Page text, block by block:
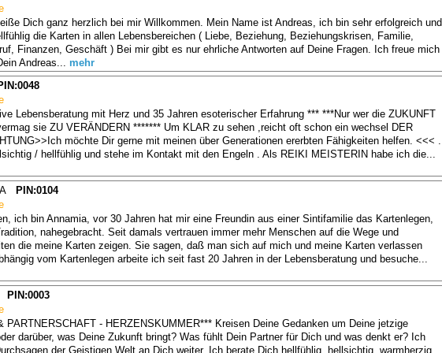
Dich ganz herzlich bei mir Willkommen. Mein Name ist Andreas, ich bin sehr erfolgreich und
die Karten in allen Lebensbereichen ( Liebe, Beziehung, Beziehungskrisen, Familie,
Finanzen, Geschäft ) Bei mir gibt es nur ehrliche Antworten auf Deine Fragen. Ich freue mich
Andreas... mehr
Lebensberatung mit Herz und 35 Jahren esoterischer Erfahrung *** ***Nur wer die ZUKUNFT
sie ZU VERÄNDERN ******* Um KLAR zu sehen ,reicht oft schon ein wechsel DER
möchte Dir gerne mit meinen über Generationen ererbten Fähigkeiten helfen. <<< .
/ hellfühlig und stehe im Kontakt mit den Engeln . Als REIKI MEISTERIN habe ich die...
PIN:0104
ich bin Annamia, vor 30 Jahren hat mir eine Freundin aus einer Sintifamilie das Kartenlegen,
nahegebracht. Seit damals vertrauen immer mehr Menschen auf die Wege und
die meine Karten zeigen. Sie sagen, daß man sich auf mich und meine Karten verlassen
vom Kartenlegen arbeite ich seit fast 20 Jahren in der Lebensberatung und besuche...
PIN:0003
PARTNERSCHAFT - HERZENSKUMMER*** Kreisen Deine Gedanken um Deine jetzige
darüber, was Deine Zukunft bringt? Was fühlt Dein Partner für Dich und was denkt er? Ich
der Geistigen Welt an Dich weiter. Ich berate Dich hellfühlig, hellsichtig, warmherzig.